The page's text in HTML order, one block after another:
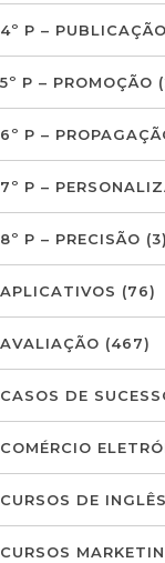
4º P – PUBLICAÇÃO
5º P – PROMOÇÃO
6º P –
7º P –
8º P – PRECISÃO (3)
APLICATIVOS (76)
AVALIAÇÃO (467)
CASOS DE
COMÉRCIO
CURSOS DE INGLÊS
CURSOS